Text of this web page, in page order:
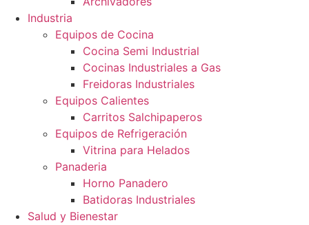
Industria
Equipos de Cocina
Cocina Semi Industrial
Cocinas Industriales a Gas
Freidoras Industriales
Equipos Calientes
Carritos Salchipaperos
Equipos de Refrigeración
Vitrina para Helados
Panaderia
Horno Panadero
Batidoras Industriales
Salud y Bienestar